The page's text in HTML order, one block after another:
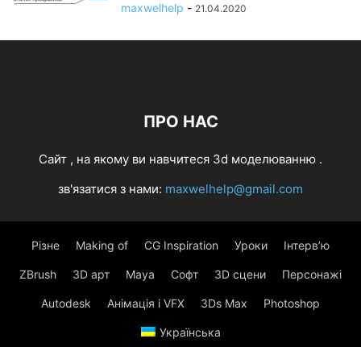
maxwelhelp - 21.04.2020
ПРО НАС
Cайт , на якому ви навчитеся 3d моделюванню .
зв'язатися з нами: maxwelhelp@gmail.com
Різне Making of CG Inspiration Уроки Інтерв’ю
ZBrush 3D арт Maya Софт 3D сцени Персонажі
Autodesk Анімація і VFX 3Ds Max Photoshop
Українська